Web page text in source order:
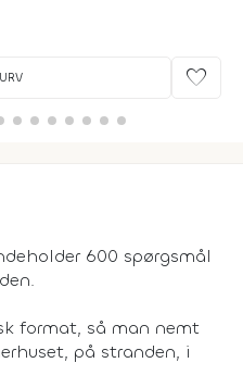
favorite
600 spørgsmål
format, så man nemt
på stranden, i